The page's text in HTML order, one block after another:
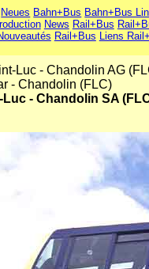
Neues Bahn+Bus Bahn+Bus
News Rail+Bus
Rail+Bus Liens
Luc - Chandolin AG
- Chandolin (FLC)
- Chandolin SA